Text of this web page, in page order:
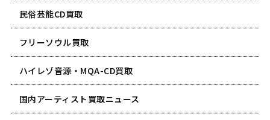
民俗芸能CD買取
フリーソウル買取
ハイレゾ音源・MQA-CD買取
国内アーティスト買取ニュース